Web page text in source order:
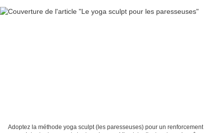
Adoptez la méthode yoga sculpt (les paresseuses) pour un renforcement